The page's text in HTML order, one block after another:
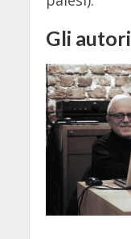
Gli autori